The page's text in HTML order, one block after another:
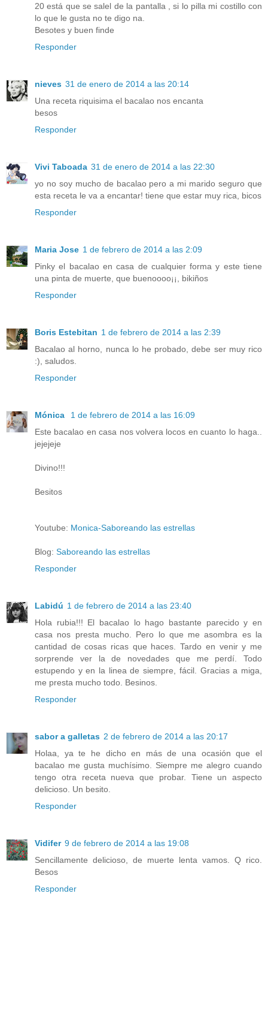
20 está que se salel de la pantalla , si lo pilla mi costillo con
lo que le gusta no te digo na.
Besotes y buen finde
Responder
nieves 31 de enero de 2014 a las 20:14
Una receta riquisima el bacalao nos encanta
besos
Responder
Vivi Taboada 31 de enero de 2014 a las 22:30
yo no soy mucho de bacalao pero a mi marido seguro que
esta receta le va a encantar! tiene que estar muy rica, bicos
Responder
Maria Jose 1 de febrero de 2014 a las 2:09
Pinky el bacalao en casa de cualquier forma y este tiene
una pinta de muerte, que buenoooo¡¡, bikiños
Responder
Boris Estebitan 1 de febrero de 2014 a las 2:39
Bacalao al horno, nunca lo he probado, debe ser muy rico
:), saludos.
Responder
Mónica
1 de febrero de 2014 a las 16:09
Este bacalao en casa nos volvera locos en cuanto lo haga..
jejejeje
Divino!!!
Besitos
Youtube: Monica-Saboreando las estrellas
Blog: Saboreando las estrellas
Responder
Labidú 1 de febrero de 2014 a las 23:40
Hola rubia!!! El bacalao lo hago bastante parecido y en
casa nos presta mucho. Pero lo que me asombra es la
cantidad de cosas ricas que haces. Tardo en venir y me
sorprende ver la de novedades que me perdí. Todo
estupendo y en la linea de siempre, fácil. Gracias a miga,
me presta mucho todo. Besinos.
Responder
sabor a galletas 2 de febrero de 2014 a las 20:17
Holaa, ya te he dicho en más de una ocasión que el
bacalao me gusta muchísimo. Siempre me alegro cuando
tengo otra receta nueva que probar. Tiene un aspecto
delicioso. Un besito.
Responder
Vidifer 9 de febrero de 2014 a las 19:08
Sencillamente delicioso, de muerte lenta vamos. Q rico.
Besos
Responder